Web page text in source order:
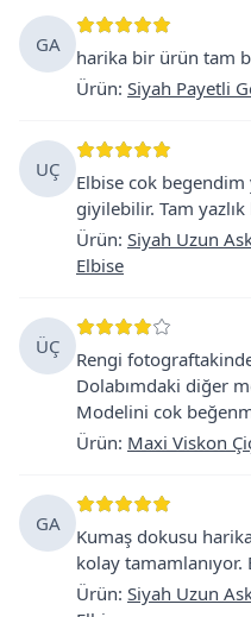
GA
harika bir ürün tam
Ürün: Siyah Payetli
UÇ
Elbise cok
giyilebilir. Tam
Ürün: Siyah Uzun
Elbise
ÜÇ
Rengi
Dolabımdaki diğer
Modelini cok
Ürün: Maxi Viskon
GA
Kumaş dokusu
kolay tamamlanıyor.
Ürün: Siyah Uzun